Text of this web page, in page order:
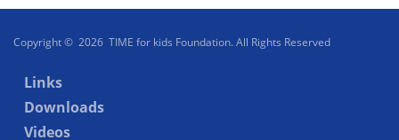
Copyright © 2026 TIME for kids Foundation. All Rights Reserved
Links
Downloads
Videos